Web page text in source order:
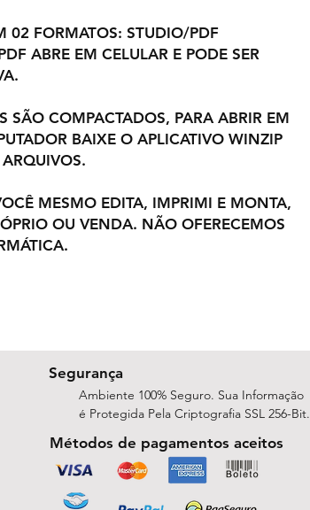
02 FORMATOS: STUDIO/PDF
ABRE EM CELULAR E PODE SER
SÃO COMPACTADOS, PARA ABRIR EM
BAIXE O APLICATIVO WINZIP
MESMO EDITA, IMPRIMI E MONTA,
OU VENDA. NÃO OFERECEMOS
Segurança
Ambiente 100% Seguro. Sua Informação
é Protegida Pela Criptografia SSL 256-Bit.
Métodos de pagamentos aceitos